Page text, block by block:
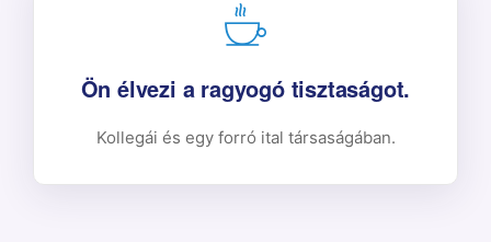
Ön élvezi a ragyogó tisztaságot.
Kollegái és egy forró ital társaságában.